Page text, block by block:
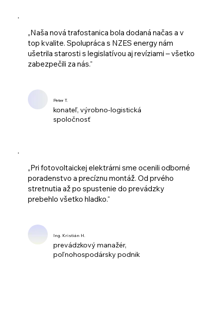
„Naša nová trafostanica bola dodaná načas a v
top kvalite. Spolupráca s NZES energy nám
ušetrila starosti s legislatívou aj revíziami – všetko
zabezpečili za nás.“
Peter T.
konateľ, výrobno-logistická
spoločnosť
„Pri fotovoltaickej elektrárni sme ocenili odborné
poradenstvo a precíznu montáž. Od prvého
stretnutia až po spustenie do prevádzky
prebehlo všetko hladko.“
Ing. Kristián H.
prevádzkový manažér,
poľnohospodársky podnik